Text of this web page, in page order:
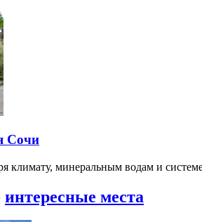
Сочи
климату, минеральным водам и
интересные места